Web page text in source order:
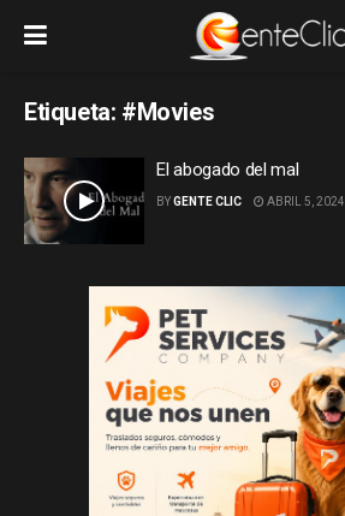
Etiqueta: #Movies
El abogado del mal
BYGENTE CLIC ABRIL 5, 2024